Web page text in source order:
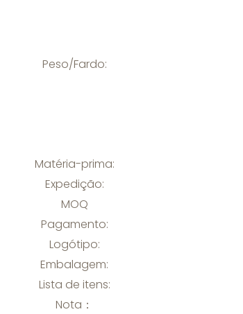
Peso/Fardo:
Matéria-prima:
Expedição:
MOQ
Pagamento:
Logótipo:
Embalagem:
Lista de itens:
Nota：